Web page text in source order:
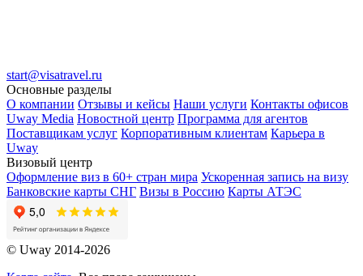
start@visatravel.ru
Основные разделы
О компании Отзывы и кейсы Наши услуги Контакты офисов
Uway Media Новостной центр Программа для агентов
Поставщикам услуг Корпоративным клиентам Карьера в
Uway
Визовый центр
Оформление виз в 60+ стран мира Ускоренная запись на визу
Банковские карты СНГ Визы в Россию Карты АТЭС
© Uway 2014-2026